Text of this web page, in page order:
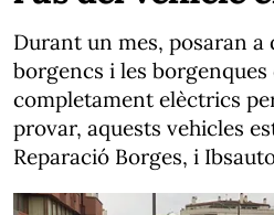
Durant un mes, posaran a
borgencs i les borgenques
completament elèctrics
provar, aquests vehicles
Reparació Borges, i